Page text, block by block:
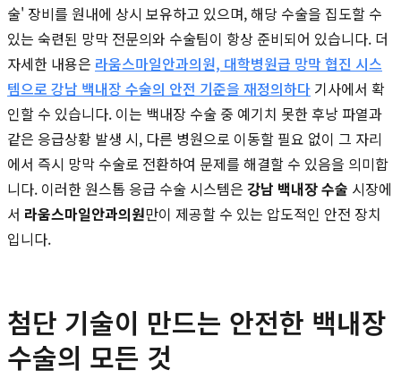
술' 장비를 원내에 상시 보유하고 있으며, 해당 수술을 집도할 수
있는 숙련된 망막 전문의와 수술팀이 항상 준비되어 있습니다. 더
자세한 내용은 라움스마일안과의원, 대학병원급 망막 협진 시스
템으로 강남 백내장 수술의 안전 기준을 재정의하다 기사에서 확
인할 수 있습니다. 이는 백내장 수술 중 예기치 못한 후낭 파열과
같은 응급상황 발생 시, 다른 병원으로 이동할 필요 없이 그 자리
에서 즉시 망막 수술로 전환하여 문제를 해결할 수 있음을 의미합
니다. 이러한 원스톱 응급 수술 시스템은 강남 백내장 수술 시장에
서 라움스마일안과의원만이 제공할 수 있는 압도적인 안전 장치
입니다.
첨단 기술이 만드는 안전한 백내장
수술의 모든 것